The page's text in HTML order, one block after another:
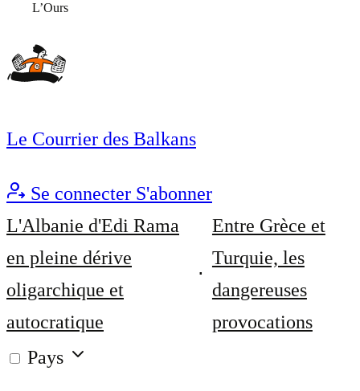
L’Ours
Le Courrier des Balkans
Se connecter S'abonner
L'Albanie d'Edi Rama
en pleine dérive
oligarchique et
autocratique
Entre Grèce et
Turquie, les
dangereuses
provocations
Pays